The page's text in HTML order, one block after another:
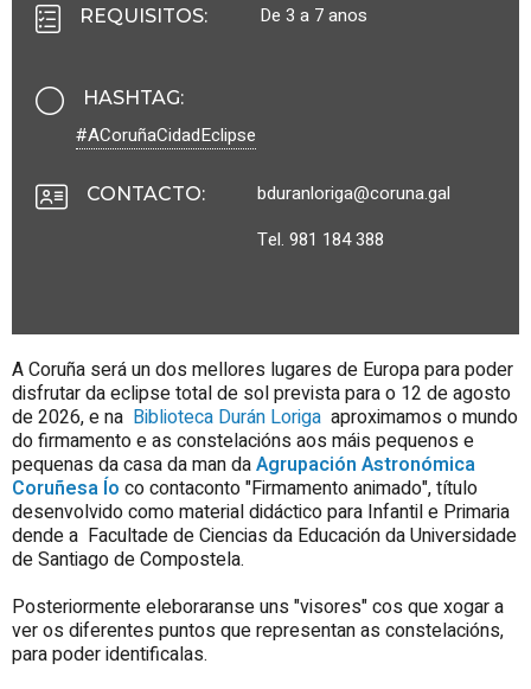
REQUISITOS: De 3 a 7 anos
HASHTAG:
#ACoruñaCidadEclipse
CONTACTO:
bduranloriga@coruna.gal
Tel. 981 184 388
A Coruña será un dos mellores lugares de Europa para poder
disfrutar da eclipse total de sol prevista para o 12 de agosto
de 2026, e na Biblioteca Durán Loriga aproximamos o mundo
do firmamento e as constelacións aos máis pequenos e
pequenas da casa da man daAgrupación Astronómica
Coruñesa Ío co contaconto "Firmamento animado", título
desenvolvido como material didáctico para Infantil e Primaria
dende a Facultade de Ciencias da Educación da Universidade
de Santiago de Compostela.
Posteriormente eleboraranse uns "visores" cos que xogar a
ver os diferentes puntos que representan as constelacións,
para poder identificalas.